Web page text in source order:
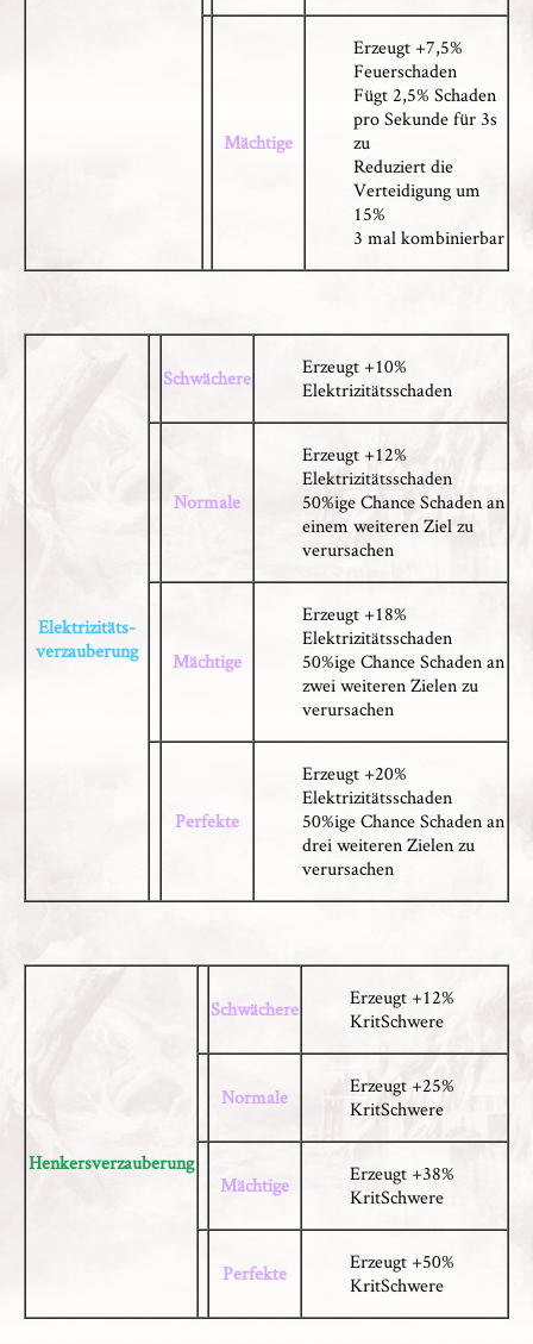
Mächtige
Erzeugt +7,5%
Feuerschaden
Fügt 2,5% Schaden
pro Sekunde für 3s
zu
Reduziert die
Verteidigung um
15%
3 mal kombinierbar
Elektrizitäts-
verzauberung
Schwächere
Erzeugt +10%
Elektrizitätsschaden
Normale
Erzeugt +12%
Elektrizitätsschaden
50%ige Chance Schaden an
einem weiteren Ziel zu
verursachen
Mächtige
Erzeugt +18%
Elektrizitätsschaden
50%ige Chance Schaden an
zwei weiteren Zielen zu
verursachen
Perfekte
Erzeugt +20%
Elektrizitätsschaden
50%ige Chance Schaden an
drei weiteren Zielen zu
verursachen
Henkersverzauberung
Schwächere
Erzeugt +12%
KritSchwere
Normale
Erzeugt +25%
KritSchwere
Mächtige
Erzeugt +38%
KritSchwere
Perfekte
Erzeugt +50%
KritSchwere